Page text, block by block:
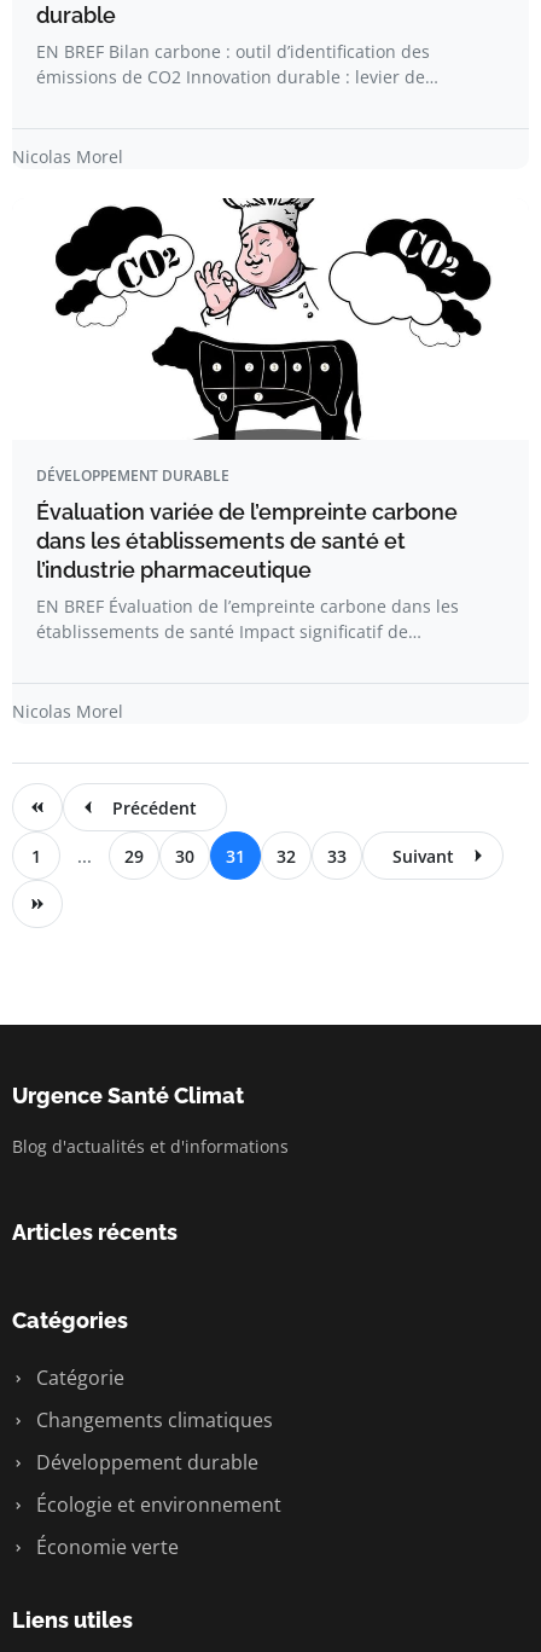
durable
EN BREF Bilan carbone : outil d’identification des
émissions de CO2 Innovation durable : levier de…
Nicolas Morel
DÉVELOPPEMENT DURABLE
Évaluation variée de l’empreinte carbone
dans les établissements de santé et
l’industrie pharmaceutique
EN BREF Évaluation de l’empreinte carbone dans les
établissements de santé Impact significatif de…
Nicolas Morel
Précédent
1 ... 29 30 31 32 33 Suivant
Urgence Santé Climat
Blog d'actualités et d'informations
Articles récents
Catégories
Catégorie
Changements climatiques
Développement durable
Écologie et environnement
Économie verte
Liens utiles